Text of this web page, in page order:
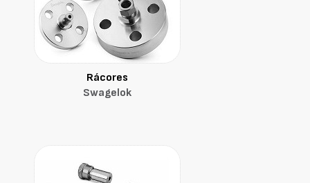
Rácores
Swagelok